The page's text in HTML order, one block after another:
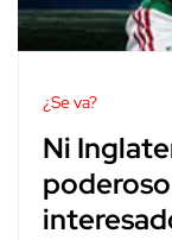
¿Se va?
Ni